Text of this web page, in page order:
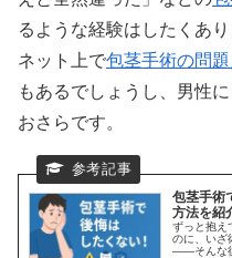
るような経験はしたくあり
ネット上で包茎手術の問題
もあるでしょうし、男性
おさらです。
包茎手術
方法を紹
ずっと抱え
のに、いざ
——そんな